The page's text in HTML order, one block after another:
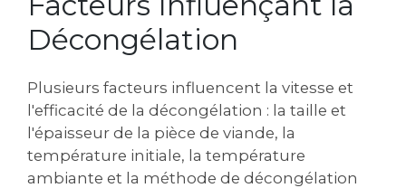
Décongélation
Plusieurs facteurs influencent la vitesse et
l'efficacité de la décongélation : la taille et
l'épaisseur de la pièce de viande, la
température initiale, la température
ambiante et la méthode de décongélation